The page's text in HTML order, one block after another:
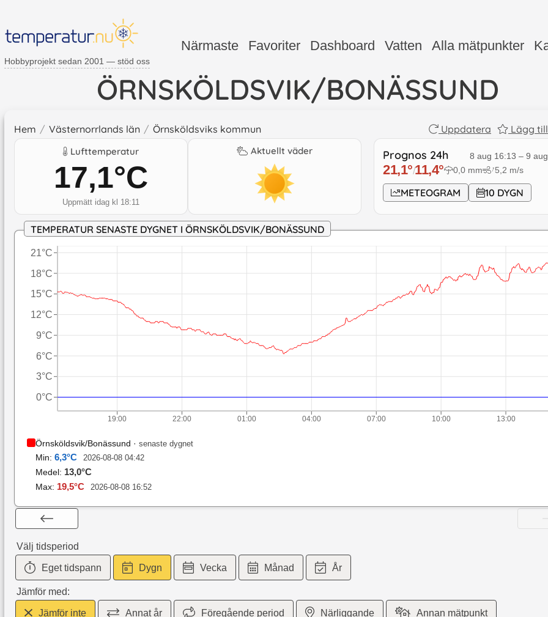
Hobbyprojekt sedan 2001 — stöd oss
Närmaste Favoriter Dashboard Vatten Alla mätpunkter
ÖRNSKÖLDSVIK/BONÄSSUND
Hem / Västernorrlands län / Örnsköldsviks kommun Uppdatera Lägg
Lufttemperatur
17,1°C
Uppmätt idag kl 18:11
Aktuellt väder Prognos 24h 8 aug 16:13 – 9
21,1°/11,4° 0,0 mm ↓5,2 m/s
METEOGRAM 10 DYGN
TEMPERATUR SENASTE DYGNET I ÖRNSKÖLDSVIK/BONÄSSUND
19:00 22:00 01:00 04:00 07:00 10:00 13:00
0°C
3°C
6°C
9°C
12°C
15°C
18°C
21°C
Örnsköldsvik/Bonässund · senaste dygnet
Min: 6,3°C 2026-08-08 04:42
Medel: 13,0°C
Max: 19,5°C 2026-08-08 16:52
Välj tidsperiod
Eget tidspann Dygn Vecka Månad År
Jämför med:
Jämför inte Annat år Föregående period Närliggande Annan mätpunkt